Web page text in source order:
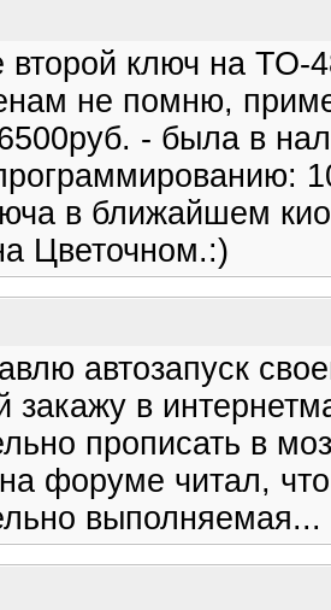
второй ключ на ТО-
не помню,
6500руб. - была в
в ближайшем
Цветочном.:)
автозапуск
закажу в
прописать в
форуме читал,
выполняемая...